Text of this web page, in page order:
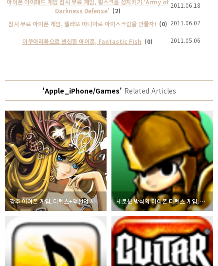
Darkness Defense' (2)
2011.06.18
잠시 무료 아이폰 게임, 젤라또 마니아로 아이스크림을 만들자! (0) 2011.06.07
아쿠아리움으로 변신한 아이폰, Fantastic Fish (0) 2011.05.06
'Apple_iPhone/Games' Related Articles
강추 아이폰 게임, 디펜스+액션의 시드판타지(SeedFantasy - EP1. Defense the seed) 새로운 방식의 아이폰 디펜스 게임, Defense of Fortune: The Savior